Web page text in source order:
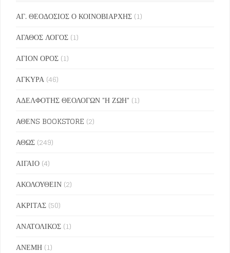
ΑΓ. ΘΕΟΔΟΣΙΟΣ Ο ΚΟΙΝΟΒΙΑΡΧΗΣ (1)
ΑΓΑΘΟΣ ΛΟΓΟΣ (1)
ΑΓΙΟΝ ΟΡΟΣ (1)
ΑΓΚΥΡΑ (46)
ΑΔΕΛΦΟΤΗΣ ΘΕΟΛΟΓΩΝ "Η ΖΩΗ" (1)
ΑΘΕΝS BOOKSTORE (2)
ΑΘΩΣ (249)
ΑΙΓΑΙΟ (4)
ΑΚΟΛΟΥΘΕΙΝ (2)
ΑΚΡΙΤΑΣ (50)
ΑΝΑΤΟΛΙΚΟΣ (1)
ΑΝΕΜΗ (1)